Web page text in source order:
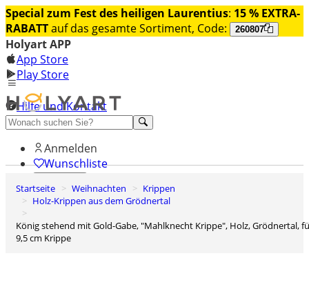
Special zum Fest des heiligen Laurentius: 15 % EXTRA-
RABATTauf das gesamte Sortiment, Code: 260807
Holyart APP
App Store
Play Store
Hilfe und Kontakt
Entdecken Sie Premium
Anmelden
Wunschliste
0
Warenkorb
Startseite Weihnachten
Krippen
Holz-Krippen aus dem Grödnertal
König stehend mit Gold-Gabe, "Mahlknecht Krippe", Holz, Grödnertal, für
9,5 cm Krippe